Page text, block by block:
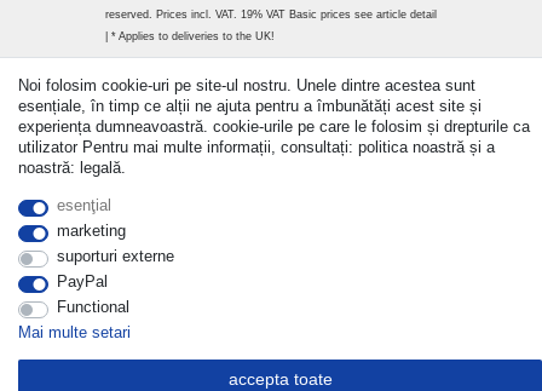
reserved. Prices incl. VAT. 19% VAT Basic prices see article detail
| * Applies to deliveries to the UK!
Noi folosim cookie-uri pe site-ul nostru. Unele dintre acestea sunt
esențiale, în timp ce alții ne ajuta pentru a îmbunătăți acest site și
experiența dumneavoastră. cookie-urile pe care le folosim și drepturile ca
utilizator Pentru mai multe informații, consultați: politica noastră și a
noastră: legală.
esenţial
marketing
suporturi externe
PayPal
Functional
Mai multe setari
accepta toate
Withdraw from contract here
a lua legatura